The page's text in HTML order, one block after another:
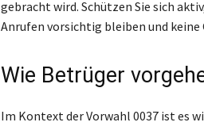
gebracht wird. Schützen Sie sich
Anrufen vorsichtig bleiben und keine
Wie Betrüger
Im Kontext der Vorwahl 0037 ist es